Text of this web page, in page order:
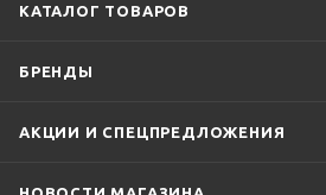
Ravak
WasserKraft Webert WHITECROSS
КАТАЛОГ ТОВАРОВ
БРЕНДЫ
АКЦИИ И СПЕЦПРЕДЛОЖЕНИЯ